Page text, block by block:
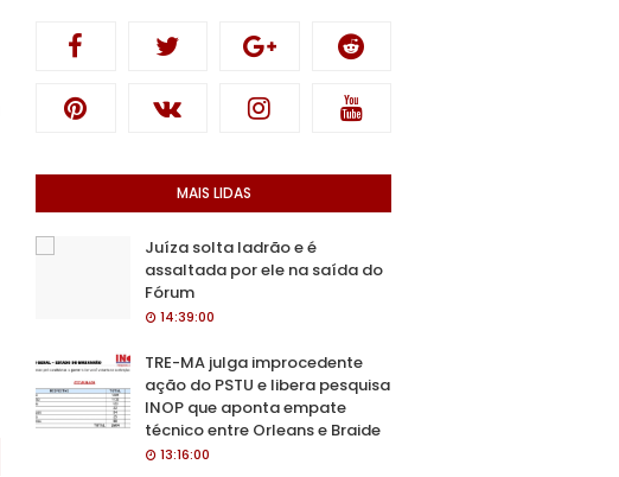
MAIS LIDAS
Juíza solta ladrão e é
assaltada por ele na saída do
Fórum
14:39:00
TRE-MA julga improcedente
ação do PSTU e libera pesquisa
INOP que aponta empate
técnico entre Orleans e Braide
13:16:00